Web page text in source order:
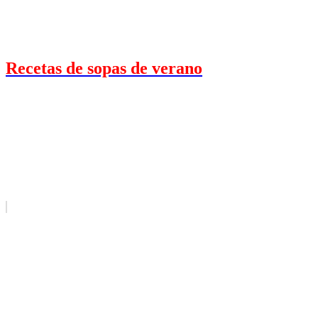
Recetas de sopas de verano